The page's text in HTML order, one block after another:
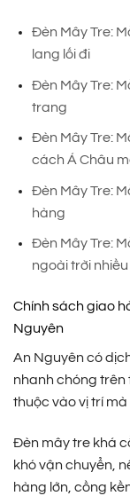
Đèn Mây Tre:
lang lối đi
Đèn Mây Tre:
trang
Đèn Mây Tre:
cách Á Châu
Đèn Mây Tre:
hàng
Đèn Mây Tre:
ngoài trời
Chính sách giao
Nguyên
An Nguyên có
nhanh chóng trên
thuộc vào vị trí
Đèn mây tre khá
khó vận chuyển,
hàng lớn, cồng